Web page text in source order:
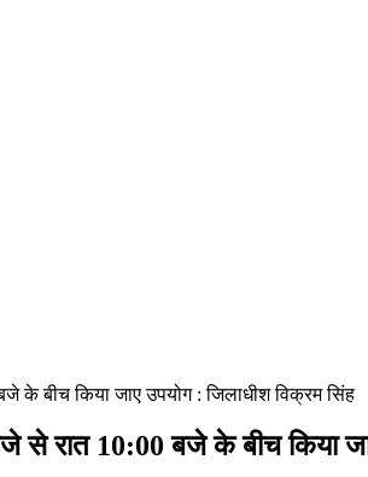
के बीच किया जाए उपयोग : जिलाधीश विक्रम सिंह
रात 10:00 बजे के बीच किया